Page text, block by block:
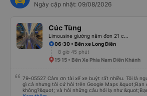
Ngày cập nhật: 09/08/2026
Cúc Tùng
06:30 • Bến xe Long Điền
8 giờ 45 phút
15:15 • Bến Xe Phía Nam Diên Khánh
79-05527 Cảm ơn tài xế xe buýt rất nhiều. Tôi là
gì cả nhưng tôi cứ hỏi trên Google Maps
không?&quot; và hỏi những câu hỏi lạ như